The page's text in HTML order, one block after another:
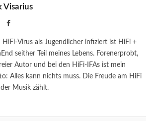
Visarius
Facebook
HiFi-Virus als Jugendlicher infiziert ist HiFi +
seither Teil meines Lebens. Forenerprobt,
Autor und bei den HiFi-IFAs ist mein
Alles kann nichts muss. Die Freude am HiFi
Musik zählt.